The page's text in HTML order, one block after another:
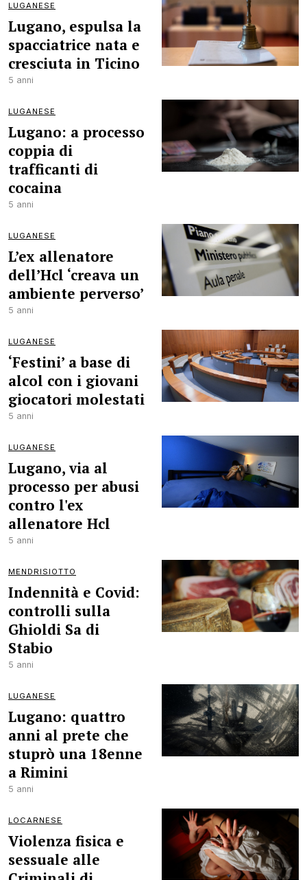
LUGANESE
Lugano, espulsa la
spacciatrice nata e
cresciuta in Ticino
5 anni
LUGANESE
Lugano: a processo
coppia di
trafficanti di
cocaina
5 anni
LUGANESE
L’ex allenatore
dell’Hcl ‘creava un
ambiente perverso’
5 anni
LUGANESE
‘Festini’ a base di
alcol con i giovani
giocatori molestati
5 anni
LUGANESE
Lugano, via al
processo per abusi
contro l'ex
allenatore Hcl
5 anni
MENDRISIOTTO
Indennità e Covid:
controlli sulla
Ghioldi Sa di
Stabio
5 anni
LUGANESE
Lugano: quattro
anni al prete che
stuprò una 18enne
a Rimini
5 anni
LOCARNESE
Violenza fisica e
sessuale alle